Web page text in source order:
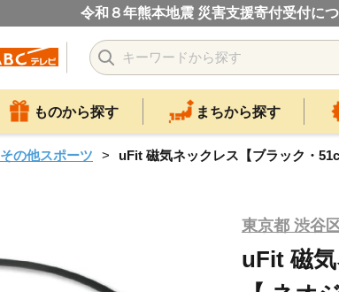
令和８年熊本地震 災害支援寄付受付に
ものから探す まちから探す
その他スポーツ uFit 磁気ネックレス【ブラック・
東京都 渋谷
uFit 磁